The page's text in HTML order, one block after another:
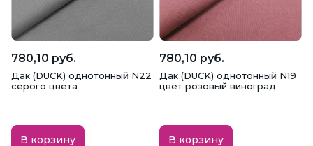
780,10 руб.
Дак (DUCK) однотонный N22
серого цвета
В корзину
780,10 руб.
Дак (DUCK) однотонный N19
цвет розовый виноград
В корзину